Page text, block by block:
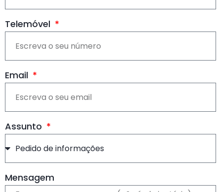
Telemóvel
Email
Assunto
Mensagem